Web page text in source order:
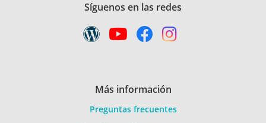
Síguenos en las redes
Más información
Preguntas frecuentes